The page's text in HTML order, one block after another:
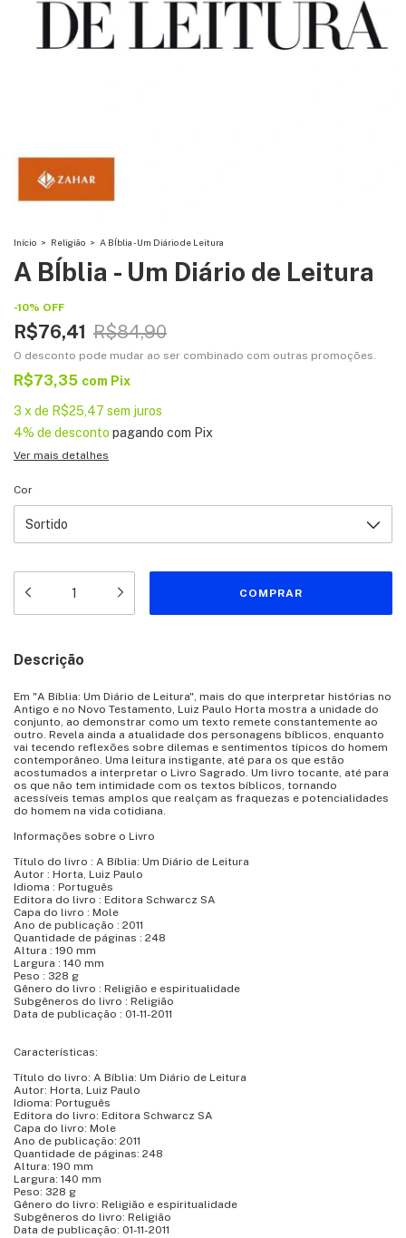
Início > Religião > A BÍblia - Um Diário de Leitura
A BÍblia - Um Diário de Leitura
-10% OFF
R$76,41 R$84,90
O desconto pode mudar ao ser combinado com outras promoções.
R$73,35 com Pix
3 xde R$25,47 sem juros
4% de desconto pagando com Pix
Ver mais detalhes
Cor
Descrição
Em "A Bíblia: Um Diário de Leitura", mais do que interpretar histórias no
Antigo e no Novo Testamento, Luiz Paulo Horta mostra a unidade do
conjunto, ao demonstrar como um texto remete constantemente ao
outro. Revela ainda a atualidade dos personagens bíblicos, enquanto
vai tecendo reflexões sobre dilemas e sentimentos típicos do homem
contemporâneo. Uma leitura instigante, até para os que estão
acostumados a interpretar o Livro Sagrado. Um livro tocante, até para
os que não tem intimidade com os textos bíblicos, tornando
acessíveis temas amplos que realçam as fraquezas e potencialidades
do homem na vida cotidiana.
Informações sobre o Livro
Título do livro : A Bíblia: Um Diário de Leitura
Autor : Horta, Luiz Paulo
Idioma : Português
Editora do livro : Editora Schwarcz SA
Capa do livro : Mole
Ano de publicação : 2011
Quantidade de páginas : 248
Altura : 190 mm
Largura : 140 mm
Peso : 328 g
Gênero do livro : Religião e espiritualidade
Subgêneros do livro : Religião
Data de publicação : 01-11-2011
Características:
Título do livro: A Bíblia: Um Diário de Leitura
Autor: Horta, Luiz Paulo
Idioma: Português
Editora do livro: Editora Schwarcz SA
Capa do livro: Mole
Ano de publicação: 2011
Quantidade de páginas: 248
Altura: 190 mm
Largura: 140 mm
Peso: 328 g
Gênero do livro: Religião e espiritualidade
Subgêneros do livro: Religião
Data de publicação: 01-11-2011